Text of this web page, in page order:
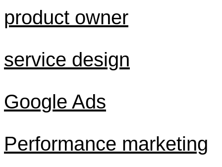
product owner
service design
Google Ads
Performance marketing